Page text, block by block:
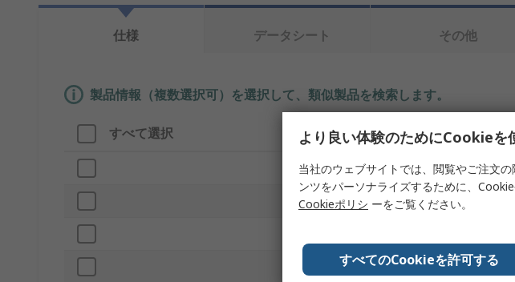
仕様 データシート その他
製品情報（複数選択可）を選択して、類似製品を検索します。
すべて選択 製品情報
ブランド
プロダクトタイプ
ギヤ歯数
より良い体験のためにCookieを
当社のウェブサイトでは、閲覧やご注文
ンツをパーソナライズするために、
Cookieポリシ ーをご覧ください。
すべてのCookieを許可する